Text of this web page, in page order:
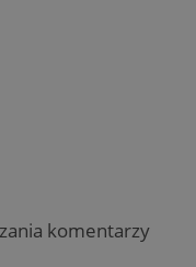
komentarzy